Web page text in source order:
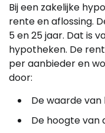
Bij een zakelijke
rente en aflossing.
5 en 25 jaar. Dat is
hypotheken. De
per aanbieder en
door:
De waarde
De hoogte van